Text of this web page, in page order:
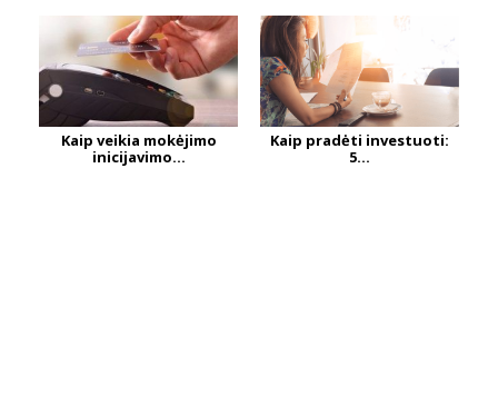
Kaip veikia mokėjimo
inicijavimo...
Kaip pradėti investuoti:
5...